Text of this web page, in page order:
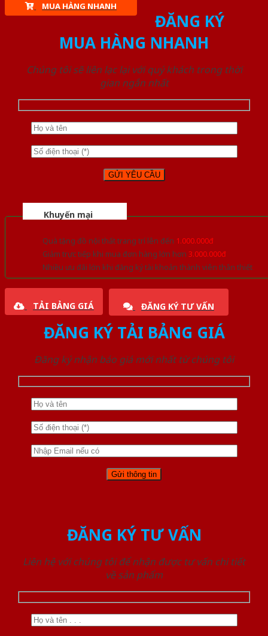
MUA HÀNG NHANH
ĐĂNG KÝ
MUA HÀNG NHANH
Chúng tôi sẽ liên lạc lại với quý khách trong thời
gian ngắn nhất
Khuyến mại
Quà tặng đồ nội thất trang trí lên đến 1.000.000đ
Giảm trực tiếp khi mua đơn hàng lớn hơn 3.000.000đ
Nhiều ưu đãi lớn khi đăng ký tài khoản thành viên thân thiết
TẢI BẢNG GIÁ ĐĂNG KÝ TƯ VẤN
ĐĂNG KÝ TẢI BẢNG GIÁ
Đăng ký nhận báo giá mới nhất từ chúng tôi
ĐĂNG KÝ TƯ VẤN
Liên hệ với chúng tôi để nhận được tư vấn chi tiết
về sản phẩm